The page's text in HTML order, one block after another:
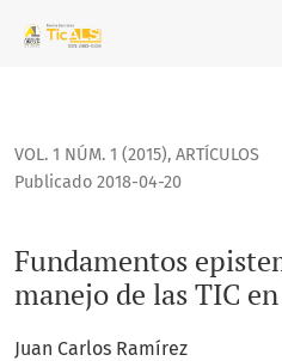
Fundamentos
VOL. 1 NÚM. 1 (2015), ARTÍCULOS
Fundamentos
manejo de las TIC
Publicado 2018-04-20
Juan Carlos Ramírez